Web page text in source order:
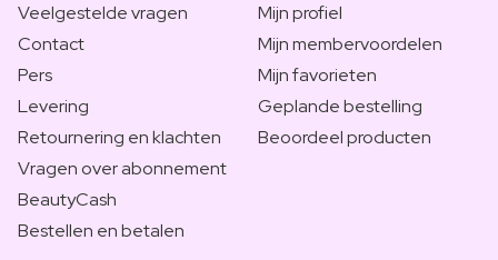
Veelgestelde vragen
Contact
Pers
Levering
Retournering en klachten
Vragen over abonnement
BeautyCash
Bestellen en betalen
Mijn profiel
Mijn membervoordelen
Mijn favorieten
Geplande bestelling
Beoordeel producten